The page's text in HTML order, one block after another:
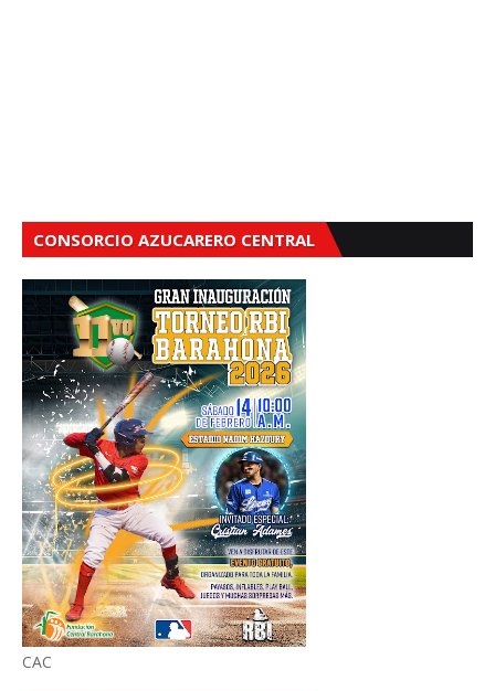
CONSORCIO AZUCARERO CENTRAL
CAC